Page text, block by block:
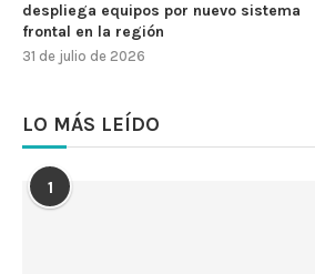
despliega equipos por nuevo sistema
frontal en la región
31 de julio de 2026
LO MÁS LEÍDO
1